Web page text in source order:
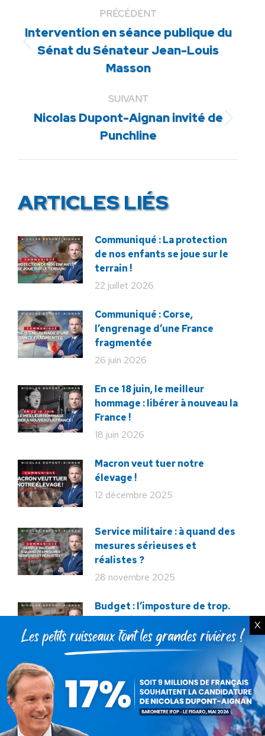
PRÉCÉDENT
Article
:
Intervention en séance publique du
Sénat du Sénateur Jean-Louis
Masson
SUIVANT
Article
suivant
Nicolas Dupont-Aignan invité de
Punchline
ARTICLES LIÉS
Communiqué : La protection
de nos enfants se joue sur le
terrain !
22 juillet 2026
Communiqué : Corse,
l’engrenage d’une France
fragmentée
26 juin 2026
En ce 18 juin, le meilleur
hommage : libérer à nouveau la
France !
18 juin 2026
Macron veut tuer notre
élevage !
12 décembre 2025
Service militaire : à quand des
mesures sérieuses et
réalistes ?
28 novembre 2025
Budget : l’imposture de trop.
La destitution au plus tôt !
24 novembre 2025
Rechercher
X